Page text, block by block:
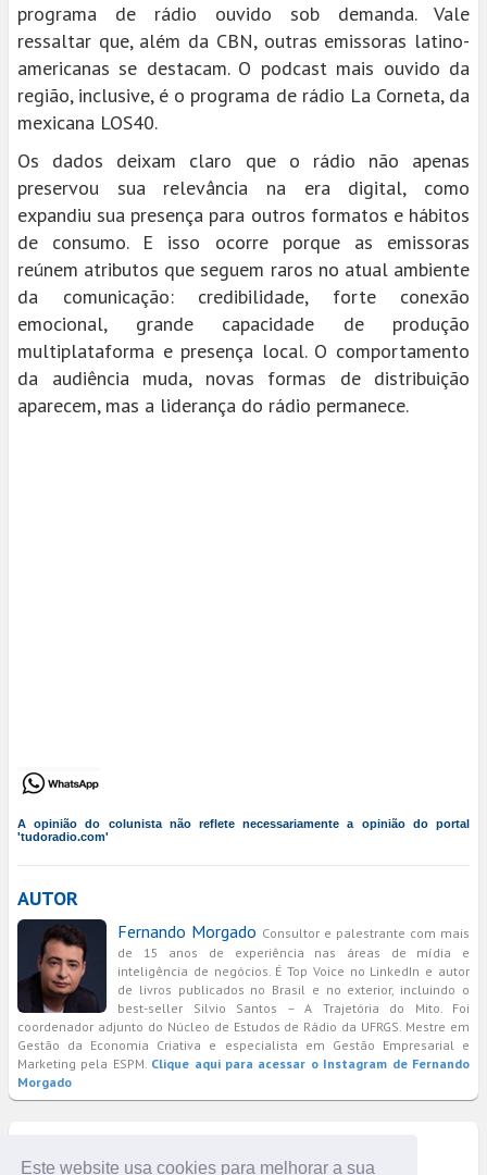
Este website usa cookies para melhorar a sua
programa de rádio ouvido sob demanda. Vale
ressaltar que, além da CBN, outras emissoras latino-
americanas se destacam. O podcast mais ouvido da
região, inclusive, é o programa de rádio La Corneta, da
mexicana LOS40.
Os dados deixam claro que o rádio não apenas
preservou sua relevância na era digital, como
expandiu sua presença para outros formatos e hábitos
de consumo. E isso ocorre porque as emissoras
reúnem atributos que seguem raros no atual ambiente
da comunicação: credibilidade, forte conexão
emocional, grande capacidade de produção
multiplataforma e presença local. O comportamento
da audiência muda, novas formas de distribuição
aparecem, mas a liderança do rádio permanece.
A opinião do colunista não reflete necessariamente a opinião do portal
'tudoradio.com'
AUTOR
Fernando Morgado Consultor e palestrante com mais
de 15 anos de experiência nas áreas de mídia e
inteligência de negócios. É Top Voice no LinkedIn e autor
de livros publicados no Brasil e no exterior, incluindo o
best-seller Silvio Santos – A Trajetória do Mito. Foi
coordenador adjunto do Núcleo de Estudos de Rádio da UFRGS. Mestre em
Gestão da Economia Criativa e especialista em Gestão Empresarial e
Marketing pela ESPM. Clique aqui para acessar o Instagram de Fernando
Morgado